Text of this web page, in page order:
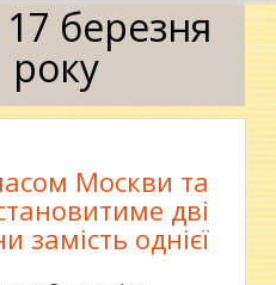
березня
року
Москви та
дві
замість однієї